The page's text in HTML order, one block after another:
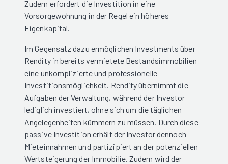
Zudem erfordert die Investition in eine
Vorsorgewohnung in der Regel ein höheres
Eigenkapital.
Im Gegensatz dazu ermöglichen Investments über
Rendity in bereits vermietete Bestandsimmobilien
eine unkomplizierte und professionelle
Investitionsmöglichkeit. Rendity übernimmt die
Aufgaben der Verwaltung, während der Investor
lediglich investiert, ohne sich um die täglichen
Angelegenheiten kümmern zu müssen. Durch diese
passive Investition erhält der Investor dennoch
Mieteinnahmen und partizipiert an der potenziellen
Wertsteigerung der Immobilie. Zudem wird der